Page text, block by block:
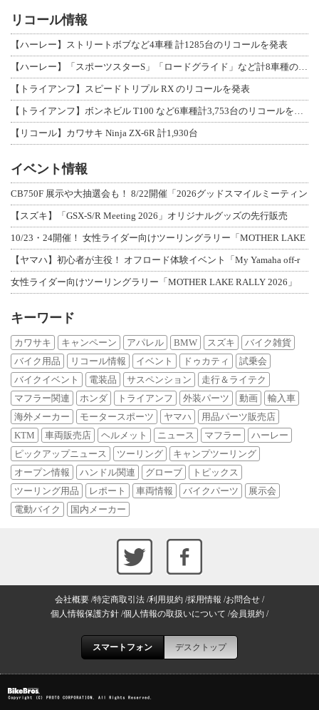
リコール情報
【ハーレー】ストリートボブなど4車種 計1285台のリコールを発表
【トライアンフ】スピードトリプル RX のリコールを発表
【リコール】カワサキ Ninja ZX-6R 計1,930台
イベント情報
CB750F 展示や大抽選会も！ 8/22開催「2026グッドスマイルミーティン
【スズキ】「GSX-S/R Meeting 2026」オリジナルグッズの先行販売
10/23・24開催！ 女性ライダー向けツーリングラリー「MOTHER LAKE
【ヤマハ】初心者が主役！ オフロード体験イベント「My Yamaha off-r
女性ライダー向けツーリングラリー「MOTHER LAKE RALLY 2026」
キーワード
カワサキ キャンペーン アパレル BMW スズキ
バイク雑貨
バイク用品
リコール情報 イベント ドゥカティ
試乗会
バイクイベント
電装品 サスペンション
走行＆ライテク
マフラー関連
ホンダ トライアンフ 外装パーツ 動画
輸入車
海外メーカー
モータースポーツ ヤマハ
用品パーツ販売店
KTM
車両販売店 ヘルメット ニュース マフラー
ハーレー
ピックアップニュース
ツーリング
キャンプツーリング
オープン情報
ハンドル関連 グローブ
トピックス
ツーリング用品
レポート 車両情報 バイクパーツ
展示会
電動バイク
国内メーカー
会社概要 特定商取引法 利用規約 採用情報 お問合せ
個人情報保護方針 個人情報の取扱いについて 会員規約
スマートフォン デスクトップ